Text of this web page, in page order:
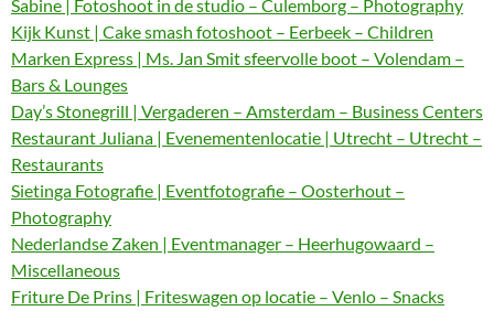
Sabine | Fotoshoot in de studio – Culemborg – Photography
Kijk Kunst | Cake smash fotoshoot – Eerbeek – Children
Marken Express | Ms. Jan Smit sfeervolle boot – Volendam –
Bars & Lounges
Day’s Stonegrill | Vergaderen – Amsterdam – Business Centers
Restaurant Juliana | Evenementenlocatie | Utrecht – Utrecht –
Restaurants
Sietinga Fotografie | Eventfotografie – Oosterhout –
Photography
Nederlandse Zaken | Eventmanager – Heerhugowaard –
Miscellaneous
Friture De Prins | Friteswagen op locatie – Venlo – Snacks